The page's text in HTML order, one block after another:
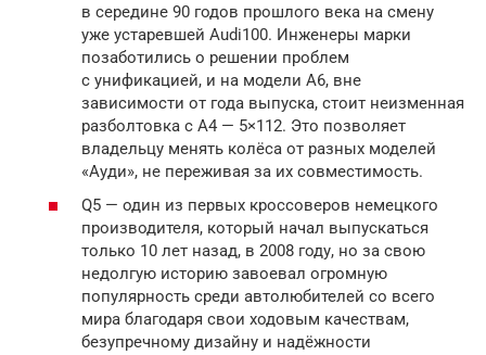
в середине 90 годов прошлого века на смену
уже устаревшей Audi100. Инженеры марки
позаботились о решении проблем
с унификацией, и на модели А6, вне
зависимости от года выпуска, стоит неизменная
разболтовка с А4 — 5×112. Это позволяет
владельцу менять колёса от разных моделей
«Ауди», не переживая за их совместимость.
Q5 — один из первых кроссоверов немецкого
производителя, который начал выпускаться
только 10 лет назад, в 2008 году, но за свою
недолгую историю завоевал огромную
популярность среди автолюбителей со всего
мира благодаря свои ходовым качествам,
безупречному дизайну и надёжности